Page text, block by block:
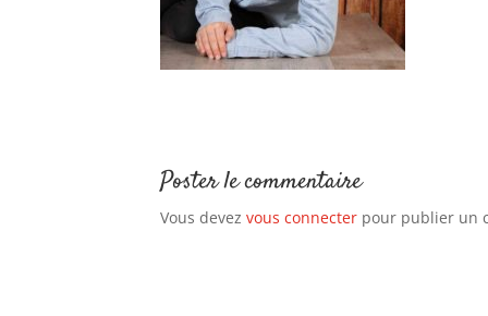
Poster le commentaire
Vous devez vous connecter pour publier un